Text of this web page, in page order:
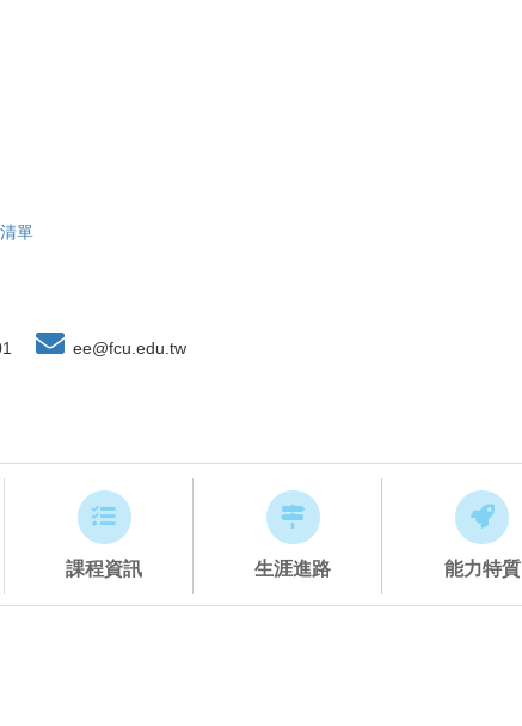
單
ee@fcu.edu.tw
課程資訊 生涯進路 能力特質